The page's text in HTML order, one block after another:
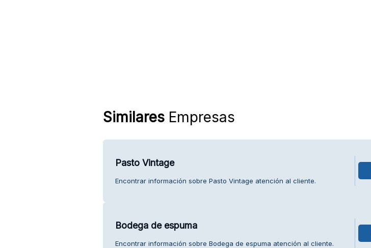
SimilaresEmpresas
Pasto Vintage
Encontrar información sobre Pasto Vintage atención al cliente.
Bodega de espuma
Encontrar información sobre Bodega de espuma atención al cliente.